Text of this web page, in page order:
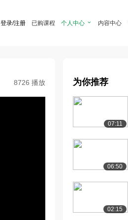
登录/注册 已购课程 个人中心  内容中心
8726 播放 为你推荐
07:11
06:50
02:15